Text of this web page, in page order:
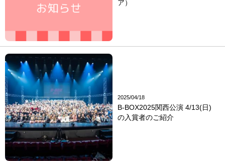
ア）
2025/04/18
B-BOX2025関西公演 4/13(日)
の入賞者のご紹介